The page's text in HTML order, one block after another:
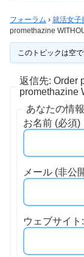
フォーラム › 就活女子
promethazine
このトピックは空で
返信先: Order
promethazine
あなたの情
お名前 (必須)
メール (非公
ウェブサイト: